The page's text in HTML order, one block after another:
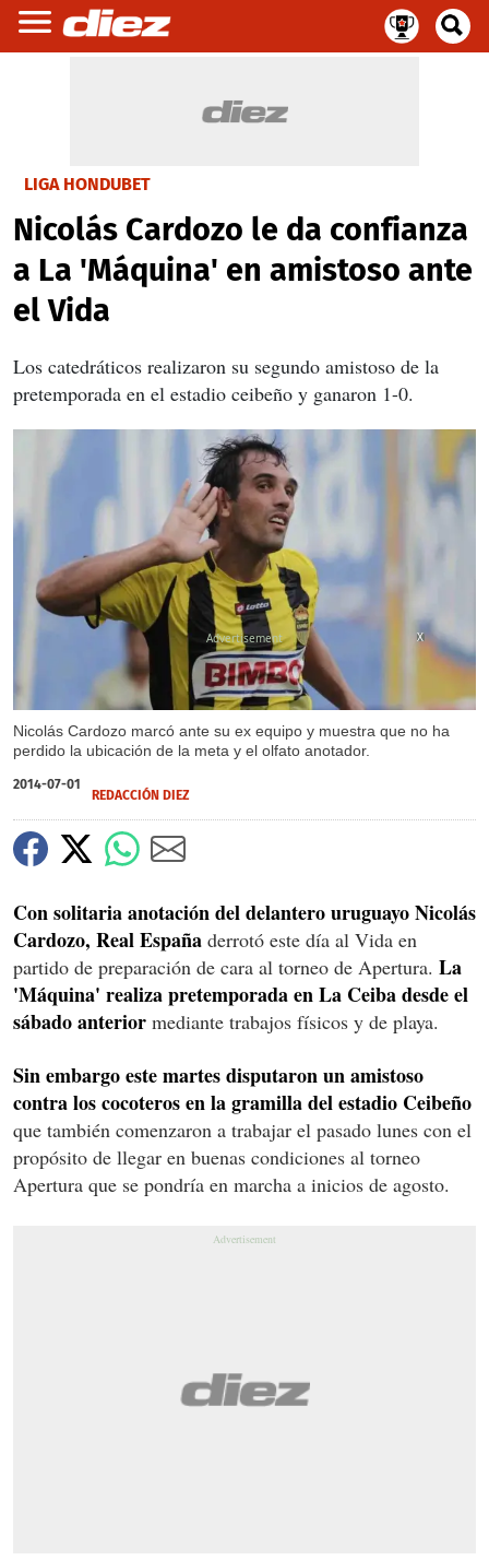
LIGA HONDUBET
Nicolás Cardozo le da confianza
a La 'Máquina' en amistoso ante
el Vida
Los catedráticos realizaron su segundo amistoso de la
pretemporada en el estadio ceibeño y ganaron 1-0.
Nicolás Cardozo marcó ante su ex equipo y muestra que no ha
perdido la ubicación de la meta y el olfato anotador.
X
2014-07-01
REDACCIÓN DIEZ
Con solitaria anotación del delantero uruguayo Nicolás
Cardozo, Real España derrotó este día al Vida en
partido de preparación de cara al torneo de Apertura. La
'Máquina' realiza pretemporada en La Ceiba desde el
sábado anterior mediante trabajos físicos y de playa.
Sin embargo este martes disputaron un amistoso
contra los cocoteros en la gramilla del estadio Ceibeño
que también comenzaron a trabajar el pasado lunes con el
propósito de llegar en buenas condiciones al torneo
Apertura que se pondría en marcha a inicios de agosto.